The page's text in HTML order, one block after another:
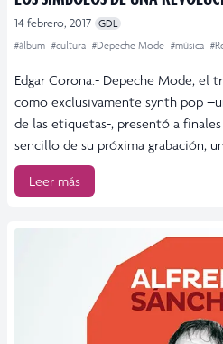
14 febrero, 2017 GDL
#álbum #cultura #Depeche Mode #música
Edgar Corona.- Depeche Mode, el
como exclusivamente synth pop
de las etiquetas-, presentó a finales
sencillo de su próxima grabación,
Leer más